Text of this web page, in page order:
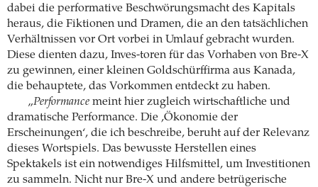
dabei die performative Beschwörungsmacht des Kapitals
heraus, die Fiktionen und Dramen, die an den tatsächlichen
Verhältnissen vor Ort vorbei in Umlauf gebracht wurden.
Diese dienten dazu, Inves-toren für das Vorhaben von Bre-X
zu gewinnen, einer kleinen Goldschürffirma aus Kanada,
die behauptete, das Vorkommen entdeckt zu haben.
„Performancemeint hier zugleich wirtschaftliche und
dramatische Performance. Die ,Ökonomie der
Erscheinungen‘, die ich beschreibe, beruht auf der Relevanz
dieses Wortspiels. Das bewusste Herstellen eines
Spektakels ist ein notwendiges Hilfsmittel, um Investitionen
zu sammeln. Nicht nur Bre-X und andere betrügerische